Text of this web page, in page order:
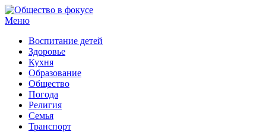
Перейти
к
Меню
Воспитание детей
Здоровье
Кухня
Образование
Общество
Погода
Религия
Семья
Транспорт